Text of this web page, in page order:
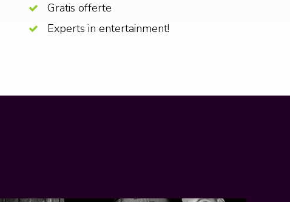
Gratis offerte
Experts in entertainment!